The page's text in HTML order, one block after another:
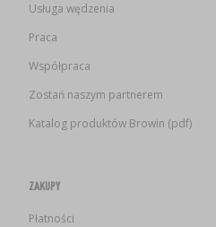
Usługa wędzenia
Praca
Współpraca
Zostań naszym partnerem
Katalog produktów Browin (pdf)
ZAKUPY
Płatności